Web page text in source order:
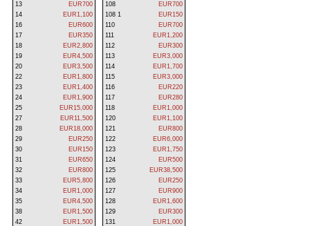
13
EUR700
14
EUR1,100
16
EUR600
17
EUR350
18
EUR2,800
19
EUR4,500
20
EUR3,500
22
EUR1,800
23
EUR1,400
24
EUR1,900
25
EUR15,000
27
EUR11,500
28
EUR18,000
29
EUR250
30
EUR150
31
EUR650
32
EUR800
33
EUR5,800
34
EUR1,000
35
EUR4,500
38
EUR1,500
42
EUR1,500
108
EUR700
108 1
EUR150
110
EUR700
111
EUR1,200
112
EUR300
113
EUR3,000
114
EUR1,700
115
EUR3,000
116
EUR220
117
EUR280
118
EUR1,000
120
EUR1,100
121
EUR800
122
EUR6,000
123
EUR1,750
124
EUR500
125
EUR38,500
126
EUR250
127
EUR900
128
EUR1,600
129
EUR300
131
EUR1,000